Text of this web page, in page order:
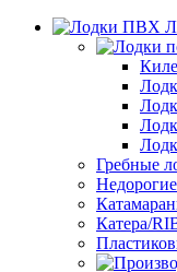
Гребные
Катера/